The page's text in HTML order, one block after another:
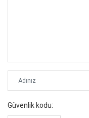
Güvenlik kodu: